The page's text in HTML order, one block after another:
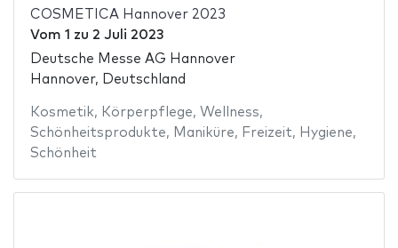
COSMETICA Hannover 2023
Vom 1 zu 2 Juli 2023
Deutsche Messe AG Hannover
Hannover, Deutschland
Kosmetik, Körperpflege, Wellness,
Schönheitsprodukte, Maniküre, Freizeit, Hygiene,
Schönheit